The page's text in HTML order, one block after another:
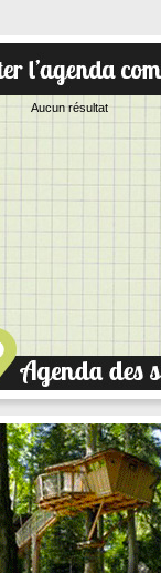
Aucun résultat